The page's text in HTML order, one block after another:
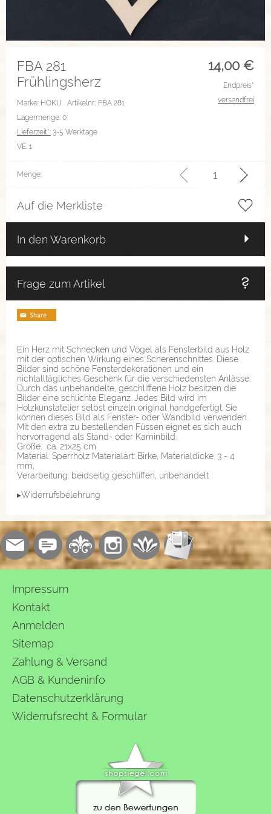
14,00 €
FBA 281
Frühlingsherz
Marke: HOKU Artikelnr.: FBA 281
Lagermenge: 0
Lieferzeit*: 3-5 Werktage
VE: 1
Endpreis*
versandfrei
Menge:
Auf die Merkliste
In den Warenkorb
Frage zum Artikel
Ein Herz mit Schnecken und Vögel als Fensterbild aus Holz
mit der optischen Wirkung eines Scherenschnittes. Diese
Bilder sind schöne Fensterdekorationen und ein
nichtalltägliches Geschenk für die verschiedensten Anlässe.
Durch das unbehandelte, geschliffene Holz besitzen die
Bilder eine schlichte Eleganz. Jedes Bild wird im
Holzkunstatelier selbst einzeln original handgefertigt. Sie
können dieses Bild als Fenster- oder Wandbild verwenden.
Mit den extra zu bestellenden Füssen eignet es sich auch
hervorragend als Stand- oder Kaminbild.
Größe: ca. 21x25 cm
Material: Sperrholz Materialart: Birke, Materialdicke: 3 - 4
mm,
Verarbeitung: beidseitig geschliffen, unbehandelt
▸Widerrufsbelehrung
Impressum
Kontakt
Anmelden
Sitemap
Zahlung & Versand
AGB & Kundeninfo
Datenschutzerklärung
Widerrufsrecht & Formular